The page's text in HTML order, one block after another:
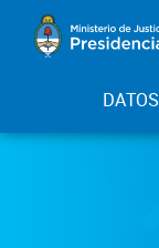
DATOS